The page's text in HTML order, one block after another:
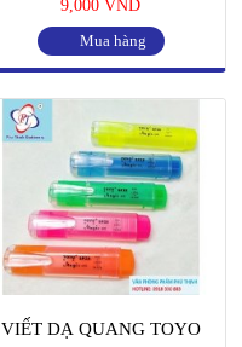
9,000 VND
Mua hàng
VIẾT DẠ QUANG TOYO